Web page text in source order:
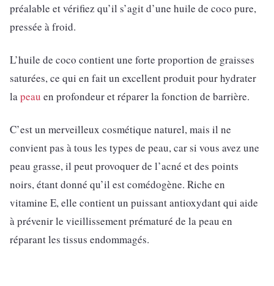
préalable et vérifiez qu’il s’agit d’une huile de coco pure,
pressée à froid.
L’huile de coco contient une forte proportion de graisses
saturées, ce qui en fait un excellent produit pour hydrater
lapeau en profondeur et réparer la fonction de barrière.
C’est un merveilleux cosmétique naturel, mais il ne
convient pas à tous les types de peau, car si vous avez une
peau grasse, il peut provoquer de l’acné et des points
noirs, étant donné qu’il est comédogène. Riche en
vitamine E, elle contient un puissant antioxydant qui aide
à prévenir le vieillissement prématuré de la peau en
réparant les tissus endommagés.